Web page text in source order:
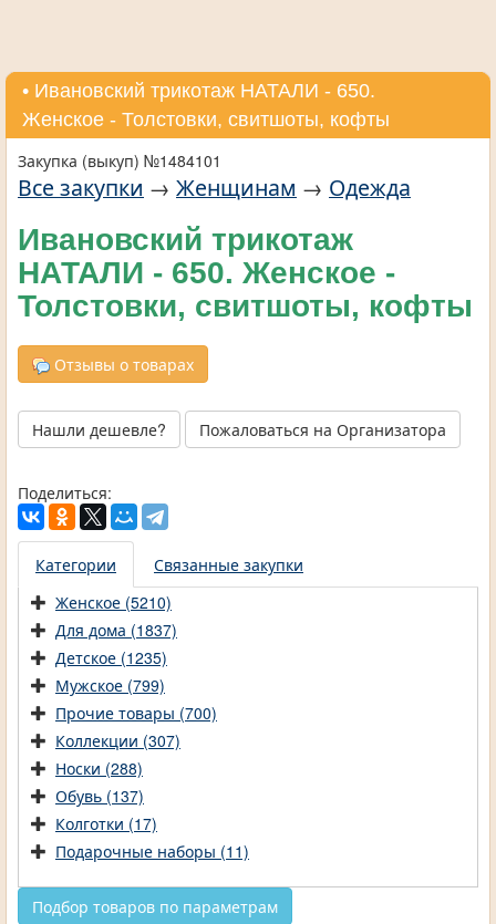
• Ивановский трикотаж НАТАЛИ - 650.
Женское - Толстовки, свитшоты, кофты
Закупка (выкуп) №1484101
Все закупки → Женщинам → Одежда
Ивановский трикотаж
НАТАЛИ - 650. Женское -
Толстовки, свитшоты, кофты
Отзывы о товарах
Нашли дешевле? Пожаловаться на Организатора
Поделиться:
Категории
Связанные закупки
Женское (5210)
Для дома (1837)
Детское (1235)
Мужское (799)
Прочие товары (700)
Коллекции (307)
Носки (288)
Обувь (137)
Колготки (17)
Подарочные наборы (11)
Подбор товаров по параметрам